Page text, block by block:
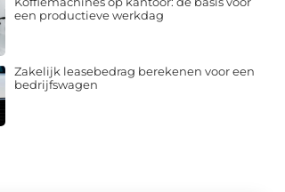
een productieve werkdag
Zakelijk leasebedrag berekenen voor een
bedrijfswagen